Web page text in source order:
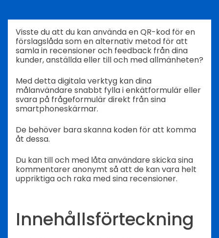
Visste du att du kan använda en QR-kod för en
förslagslåda som en alternativ metod för att
samla in recensioner och feedback från dina
kunder, anställda eller till och med allmänheten?
Med detta digitala verktyg kan dina
målanvändare snabbt fylla i enkätformulär eller
svara på frågeformulär direkt från sina
smartphoneskärmar.
De behöver bara skanna koden för att komma
åt dessa.
Du kan till och med låta användare skicka sina
kommentarer anonymt så att de kan vara helt
uppriktiga och raka med sina recensioner.
Innehållsförteckning